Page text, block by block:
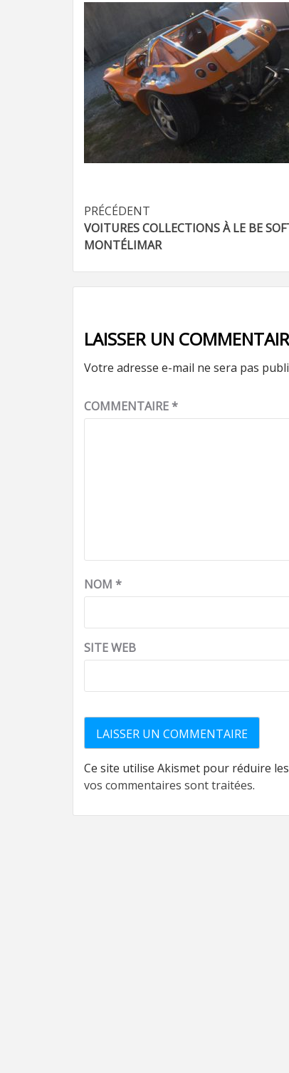
Navigation
d’article
PRÉCÉDENT
VOITURES COLLECTIONS À LE BE
MONTÉLIMAR
LAISSER UN
Votre adresse e-mail ne sera pas
COMMENTAIRE*
NOM *
SITE WEB
Ce site utilise Akismet pour réduire
vos commentaires sont traitées.